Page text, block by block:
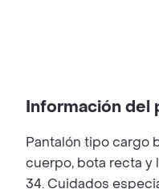
Información del
Pantalón tipo cargo
cuerpo, bota recta y
34. Cuidados